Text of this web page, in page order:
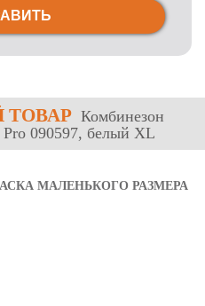
Комбинезон
090597, белый ХL
МАЛЕНЬКОГО РАЗМЕРА